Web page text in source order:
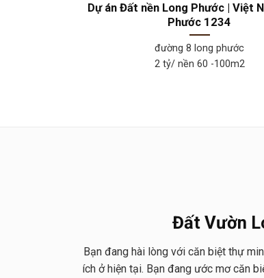
Dự án Đất nền Long Phước | Việt
Phước 1234
đường 8 long phước
2 tỷ/ nền 60 -100m2
Đất Vườn
Bạn đang hài lòng với căn biệt thự
ích ở hiện tại. Bạn đang ước mơ căn